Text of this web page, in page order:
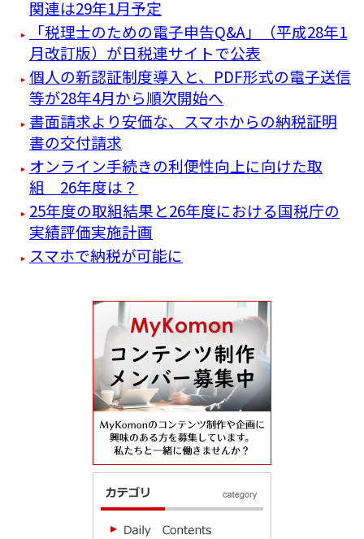
関連は29年1月予定
「税理士のための電子申告Q&A」（平成28年1
月改訂版）が日税連サイトで公表
個人の新認証制度導入と、PDF形式の電子送信
等が28年4月から順次開始へ
書面請求より安価な、スマホからの納税証明
書の交付請求
オンライン手続きの利便性向上に向けた取
組 26年度は？
25年度の取組結果と26年度における国税庁の
実績評価実施計画
スマホで納税が可能に